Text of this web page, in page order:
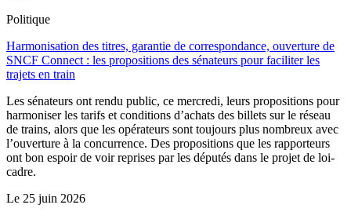
Politique
Harmonisation des titres, garantie de correspondance, ouverture de
SNCF Connect : les propositions des sénateurs pour faciliter les
trajets en train
Les sénateurs ont rendu public, ce mercredi, leurs propositions pour
harmoniser les tarifs et conditions d’achats des billets sur le réseau
de trains, alors que les opérateurs sont toujours plus nombreux avec
l’ouverture à la concurrence. Des propositions que les rapporteurs
ont bon espoir de voir reprises par les députés dans le projet de loi-
cadre.
Le 25 juin 2026